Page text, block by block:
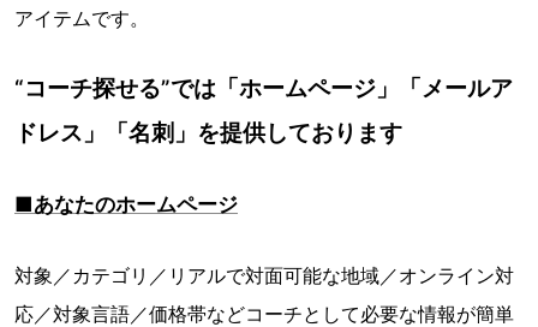
アイテムです。
“コーチ探せる”では「ホームページ」「メールア
ドレス」「名刺」を提供しております
■あなたのホームページ
対象／カテゴリ／リアルで対面可能な地域／オンライン対
応／対象言語／価格帯などコーチとして必要な情報が簡単